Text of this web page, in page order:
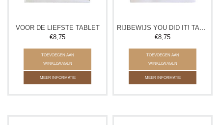
VOOR DE LIEFSTE TABLET
€8,75
TOEVOEGEN AAN
WINKELWAGEN
MEER INFORMATIE
RIJBEWIJS YOU DID IT! TABLET
€8,75
TOEVOEGEN AAN
WINKELWAGEN
MEER INFORMATIE